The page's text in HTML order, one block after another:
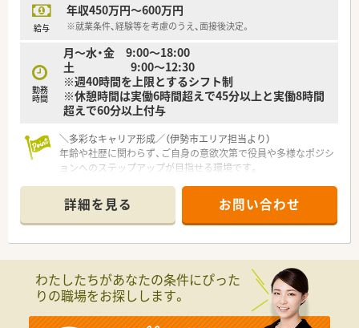
給与
年収450万円～600万円
※就業条件、経験等を考慮のうえ、面接後決定。
勤務
時間
月～水・金 9:00～18:00
土 9:00～12:30
※週40時間を上限とするシフト制
※休憩時間は実働6時間超えで45分以上と実働8時間
超えで60分以上付与
＼多彩なキャリア形成／（伊勢市エリア担当より）
年齢や社歴に関わらず、ご自身の意欲次第で役員や多様なポジシ
ョンへのステップアップが目指せる環境です。
【店舗情報と応需状況について】
■山田上口駅から徒歩12分の立地にあり、毎日の通勤にも便利
でマイカーでの快適な車通勤も可能となっている調剤薬局です。
たり約20枚の処方箋を応需して地域医療を厚く支えています。
■現在の勤務体制は常勤薬剤師1名と医療事務という構成で、一
人薬剤師として責任を持って業務に取り組めるやりがいのある
詳細を見る お問い合わせ
わたしたちがあなたの条件にぴった
りの職場をお探しします。